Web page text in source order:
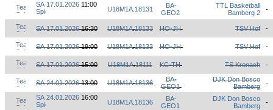
SA 17.01.2026 11:00
U18M1A 18131
BA-
GEO2
TTL Basketball
Bamberg 2
-
SA 17.01.202616:30 U18M1A.18133 HO-JH TSV Hof -
SA 17.01.202619:00 U18M1A.18133 HO-JH TSV Hof -
SA 17.01.202615:00 U18M1A.18111 KC-TH TS Kronach -
SA 24.01.202613:00 U18M1A.18136
BA-
GEO1
DJK Don Bosco
Bamberg
-
SA 24.01.2026 16:00
U18M1A 18136
BA-
GEO1
DJK Don Bosco
Bamberg
-